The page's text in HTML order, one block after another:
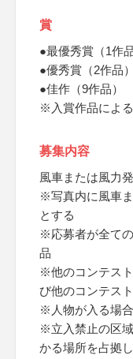
賞
●最優秀賞（1作
●優秀賞（2作品
●佳作（9作品）
※入賞作品によ
募集内容
風車または風力
※写真内に風車
とする
※応募者が全て
品
※他のコンテス
び他のコンテス
※人物が入る場
※立入禁止の区
かる場所を占拠